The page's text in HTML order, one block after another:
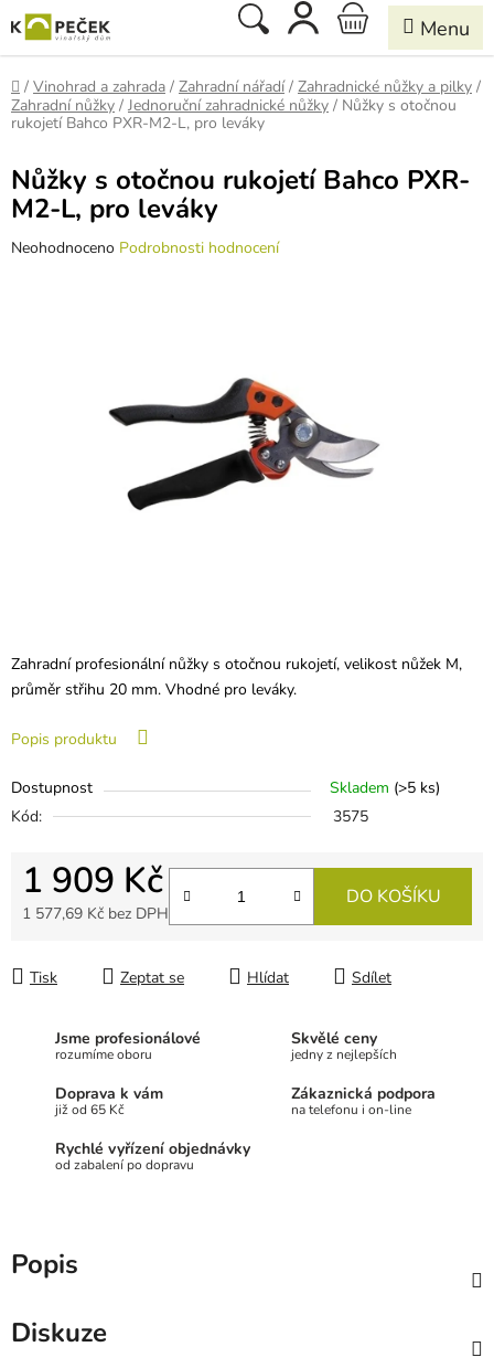
na
obsah
Hledat
NÁKUPNÍ
KOŠÍK
Domů
/ Vinohrad a zahrada / Zahradní nářadí / Zahradnické nůžky a pilky /
Zahradní nůžky / Jednoruční zahradnické nůžky / Nůžky s otočnou
rukojetí Bahco PXR-M2-L, pro leváky
Zahradní profesionální nůžky s otočnou rukojetí, velikost nůžek M,
průměr střihu 20 mm. Vhodné pro leváky.
Popis produktu
Dostupnost Skladem (>5 ks)
Kód:
3575
1 909 Kč
1 577,69 Kč bez DPH
DO KOŠÍKU
Tisk Zeptat se Hlídat Sdílet
Nůžky s otočnou rukojetí Bahco PXR-
M2-L, pro leváky
Průměrné
Neohodnoceno Podrobnosti hodnocení
Jsme profesionálové
rozumíme oboru
Skvělé ceny
jedny z nejlepších
Doprava k vám
již od 65 Kč
Zákaznická podpora
na telefonu i on-line
Rychlé vyřízení objednávky
od zabalení po dopravu
Popis
Diskuze